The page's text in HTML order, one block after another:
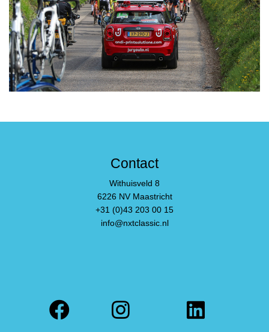
Contact
Withuisveld 8
6226 NV Maastricht
+31 (0)43 203 00 15
info@nxtclassic.nl
FacebookInstagram